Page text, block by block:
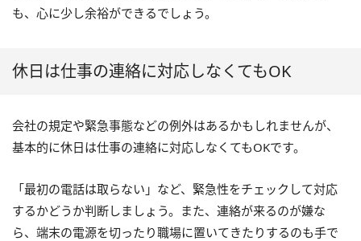
も、心に少し余裕ができるでしょう。
休日は仕事の連絡に対応しなくてもOK
会社の規定や緊急事態などの例外はあるかもしれませんが、
基本的に休日は仕事の連絡に対応しなくてもOKです。
「最初の電話は取らない」など、緊急性をチェックして対応
するかどうか判断しましょう。また、連絡が来るのが嫌な
ら、端末の電源を切ったり職場に置いてきたりするのも手で